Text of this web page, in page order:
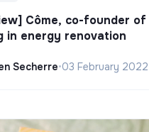
Côme, co-founder
in energy renovation
Secherre•03 February 2022